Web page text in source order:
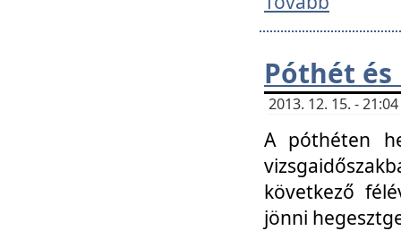
Póthét és
2013. 12. 15. -
A póthéten
következő
jönni